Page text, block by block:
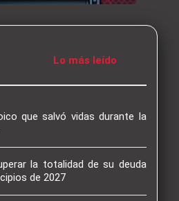
Lo más leído
que salvó vidas durante la
la totalidad de su deuda
de 2027